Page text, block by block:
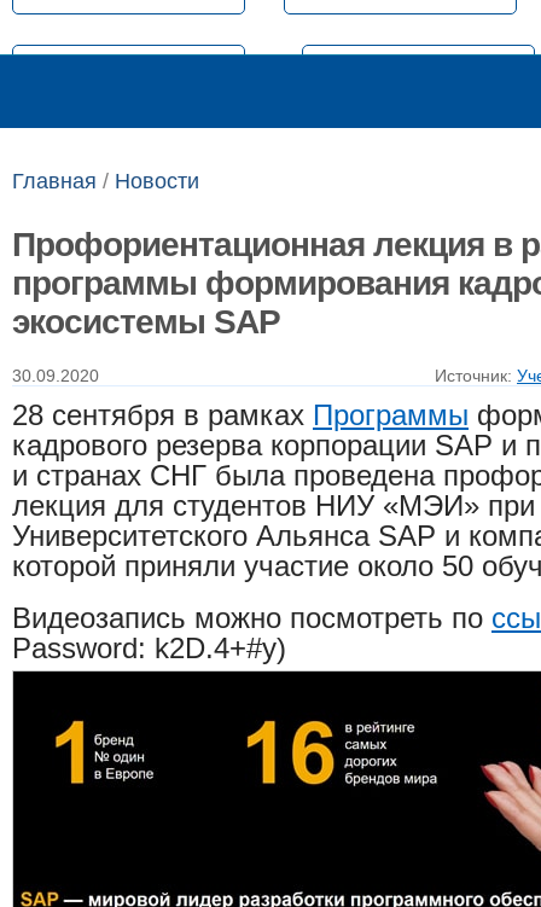
Главная / Новости
Профориентационная лекция в
программы формирования
экосистемы SAP
30.09.2020 Источник:
28 сентября в рамках Программы
кадрового резерва корпорации SAP и
и странах СНГ была проведена
лекция для студентов НИУ «МЭИ» при
Университетского Альянса SAP и
которой приняли участие около 50
Видеозапись можно посмотреть по
Password: k2D.4+#y)